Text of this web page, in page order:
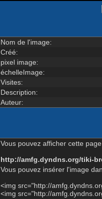
Nom de l'image:
Créé:
pixel image:
échelleImage:
Visites:
Description:
Auteur:
Vous pouvez afficher cette
http://amfg.dyndns.org/tiki-
Vous pouvez insérer l'image
<img src="http://
<img src="http://